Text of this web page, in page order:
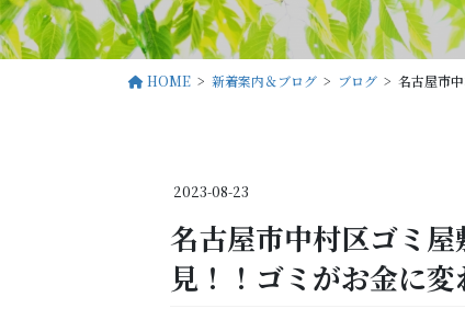
HOME 新着案内＆ブログ ブログ 名古屋市
2023-08-23
名古屋市中村区ゴミ
見！！ゴミがお金に変